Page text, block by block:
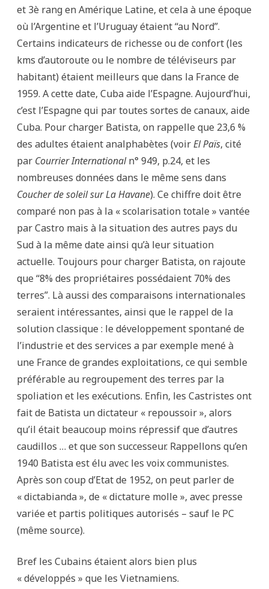
et 3è rang en Amérique Latine, et cela à une époque
où l’Argentine et l’Uruguay étaient “au Nord”.
Certains indicateurs de richesse ou de confort (les
kms d’autoroute ou le nombre de téléviseurs par
habitant) étaient meilleurs que dans la France de
1959. A cette date, Cuba aide l’Espagne. Aujourd’hui,
c’est l’Espagne qui par toutes sortes de canaux, aide
Cuba. Pour charger Batista, on rappelle que 23,6 %
des adultes étaient analphabètes (voirEl Païs, cité
par Courrier Internationaln° 949, p.24, et les
nombreuses données dans le même sens dans
Coucher de soleil sur La Havane). Ce chiffre doit être
comparé non pas à la « scolarisation totale » vantée
par Castro mais à la situation des autres pays du
Sud à la même date ainsi qu’à leur situation
actuelle. Toujours pour charger Batista, on rajoute
que “8% des propriétaires possédaient 70% des
terres”. Là aussi des comparaisons internationales
seraient intéressantes, ainsi que le rappel de la
solution classique : le développement spontané de
l’industrie et des services a par exemple mené à
une France de grandes exploitations, ce qui semble
préférable au regroupement des terres par la
spoliation et les exécutions. Enfin, les Castristes ont
fait de Batista un dictateur « repoussoir », alors
qu’il était beaucoup moins répressif que d’autres
caudillos … et que son successeur. Rappellons qu’en
1940 Batista est élu avec les voix communistes.
Après son coup d’Etat de 1952, on peut parler de
« dictabianda », de « dictature molle », avec presse
variée et partis politiques autorisés – sauf le PC
(même source).
Bref les Cubains étaient alors bien plus
« développés » que les Vietnamiens.